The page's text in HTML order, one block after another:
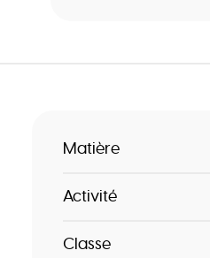
Matière
Activité
Classe